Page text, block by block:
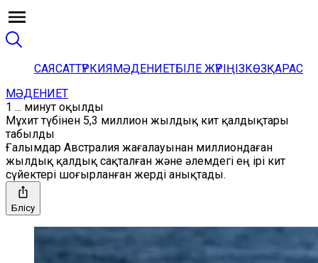
САЯСАТТҮРКИЯМӘДЕНИЕТБІЛЕ ЖҮРІҢІЗКӨЗҚАРАС
МӘДЕНИЕТ
1 ... минут оқылды
Мұхит түбінен 5,3 миллион жылдық кит қалдықтары
табылды
Ғалымдар Австралия жағалауынан миллиондаған
жылдық қалдық сақталған және әлемдегі ең ірі кит
сүйектері шоғырланған жерді анықтады.
Бөлісу